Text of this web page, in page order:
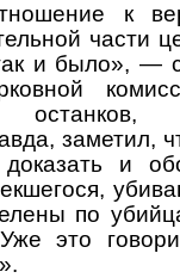
к
части
и было», —
заметил,
и
по
это